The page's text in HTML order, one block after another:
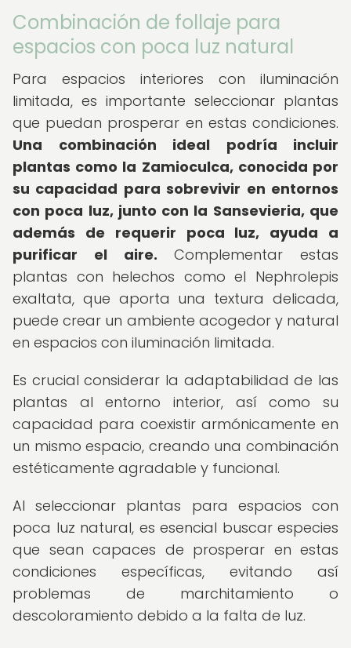
Combinación de follaje para
espacios con poca luz natural
Para espacios interiores con iluminación
limitada, es importante seleccionar plantas
que puedan prosperar en estas condiciones.
Una combinación ideal podría incluir
plantas como la Zamioculca, conocida por
su capacidad para sobrevivir en entornos
con poca luz, junto con la Sansevieria, que
además de requerir poca luz, ayuda a
purificar el aire. Complementar estas
plantas con helechos como el Nephrolepis
exaltata, que aporta una textura delicada,
puede crear un ambiente acogedor y natural
en espacios con iluminación limitada.
Es crucial considerar la adaptabilidad de las
plantas al entorno interior, así como su
capacidad para coexistir armónicamente en
un mismo espacio, creando una combinación
estéticamente agradable y funcional.
Al seleccionar plantas para espacios con
poca luz natural, es esencial buscar especies
que sean capaces de prosperar en estas
condiciones específicas, evitando así
problemas de marchitamiento o
descoloramiento debido a la falta de luz.